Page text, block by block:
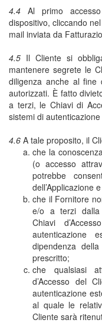
4.4 Al primo
dispositivo, cliccando
mail inviata da
4.5 Il Cliente si
mantenere segrete le
diligenza anche al fine
autorizzati. È fatto
a terzi, le Chiavi di
sistemi di
4.6 A tale proposito, il
che la
(o accesso
potrebbe
dell’Applicazione
che il Fornitore
e/o a terzi dalla
Chiavi
dipendenza
prescritto;
che qualsiasi
d’Accesso del
autenticazione
al quale le
Cliente sarà